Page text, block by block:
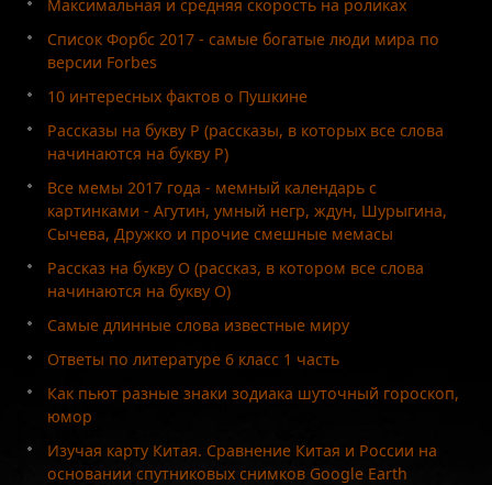
Максимальная и средняя скорость на роликах
Список Форбс 2017 - самые богатые люди мира по
версии Forbes
10 интересных фактов о Пушкине
Рассказы на букву Р (рассказы, в которых все слова
начинаются на букву Р)
Все мемы 2017 года - мемный календарь с
картинками - Агутин, умный негр, ждун, Шурыгина,
Сычева, Дружко и прочие смешные мемасы
Рассказ на букву О (рассказ, в котором все слова
начинаются на букву О)
Самые длинные слова известные миру
Ответы по литературе 6 класс 1 часть
Как пьют разные знаки зодиака шуточный гороскоп,
юмор
Изучая карту Китая. Сравнение Китая и России на
основании спутниковых снимков Google Earth